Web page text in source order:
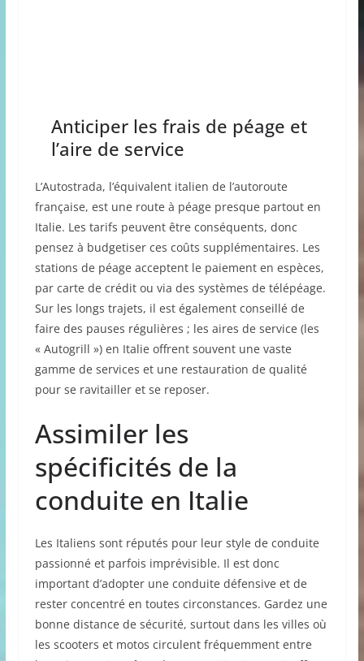
Anticiper les frais de péage et
l’aire de service
L’Autostrada, l’équivalent italien de l’autoroute
française, est une route à péage presque partout en
Italie. Les tarifs peuvent être conséquents, donc
pensez à budgetiser ces coûts supplémentaires. Les
stations de péage acceptent le paiement en espèces,
par carte de crédit ou via des systèmes de télépéage.
Sur les longs trajets, il est également conseillé de
faire des pauses régulières ; les aires de service (les
« Autogrill ») en Italie offrent souvent une vaste
gamme de services et une restauration de qualité
pour se ravitailler et se reposer.
Assimiler les
spécificités de la
conduite en Italie
Les Italiens sont réputés pour leur style de conduite
passionné et parfois imprévisible. Il est donc
important d’adopter une conduite défensive et de
rester concentré en toutes circonstances. Gardez une
bonne distance de sécurité, surtout dans les villes où
les scooters et motos circulent fréquemment entre